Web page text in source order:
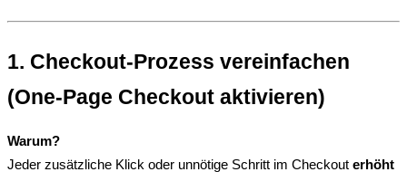
1. Checkout-Prozess vereinfachen
(One-Page Checkout aktivieren)
Warum?
Jeder zusätzliche Klick oder unnötige Schritt im Checkout erhöht